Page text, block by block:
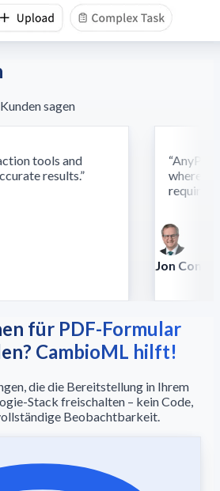
sagen
tools and
results.”
where
require
Jon Conradt
für PDF-Formular
CambioML hilft!
die die Bereitstellung in Ihrem
Stack freischalten – kein Code,
Beobachtbarkeit.